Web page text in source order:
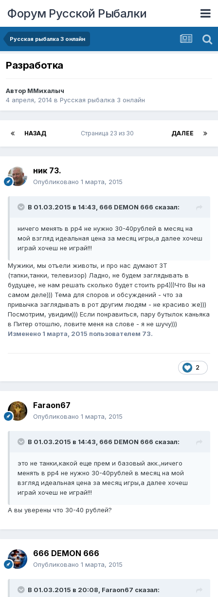
Форум Русской Рыбалки
Русская рыбалка 3 онлайн
Разработка
Автор ММихалыч
4 апреля, 2014 в Русская рыбалка 3 онлайн
НАЗАД ДАЛЕЕ
Страница 23 из 30
ник 73.
Опубликовано 1 марта, 2015
В 01.03.2015 в 14:43, 666 DEMON 666 сказал:
ничего менять в рр4 не нужно 30-40рублей в месяц на
мой взгляд идеальная цена за месяц игры,а далее хочеш
играй хочеш не играй!!!
Мужики, мы отъели животы, и про нас думают 3Т
(тапки,танки, телевизор) Ладно, не будем заглядывать в
будущее, не нам решать сколько будет стоить рр4)))Что Вы на
самом деле))) Тема для споров и обсуждений - что за
привычка заглядывать в рот другим людям - не красиво же)))
Посмотрим, увидим))) Если понравиться, пару бутылок каньяка
в Питер отошлю, ловите меня на слове - я не шучу)))
Изменено 1 марта, 2015 пользователем 73.
2
Faraon67
Опубликовано 1 марта, 2015
В 01.03.2015 в 14:43, 666 DEMON 666 сказал:
это не танки,какой еще прем и базовый акк.,ничего
менять в рр4 не нужно 30-40рублей в месяц на мой
взгляд идеальная цена за месяц игры,а далее хочеш
играй хочеш не играй!!!
А вы уверены что 30-40 рублей?
666 DEMON 666
Опубликовано 1 марта, 2015
В 01.03.2015 в 20:08, Faraon67 сказал: